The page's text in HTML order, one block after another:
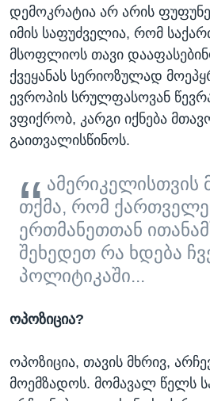
დემოკრატია არ არის
იმის საფუძველია, რომ
მსოფლიოს თავი
ქვეყანას სერიოზულად
ევროპის სრულფასოვან
ვფიქრობ, კარგი იქნება
გაითვალისწინოს.
ამერიკელისთვის
თქმა, რომ
ერთმანეთთან
შეხედეთ რა ხდება
პოლიტიკაში...
ოპოზიცია?
ოპოზიცია, თავის მხრივ,
მოემზადოს. მომავალ წელს